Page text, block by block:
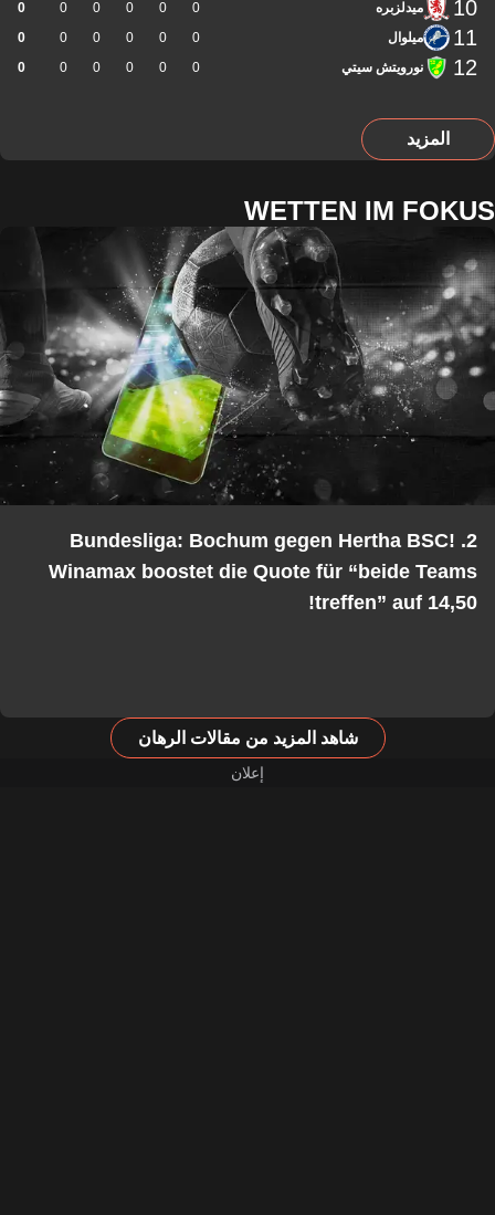
10 ميدلزبره 0
0
0
0
0
0
11 ميلوال 0
0
0
0
0
0
12 نورويتش سيتي 0
0
0
0
0
0
المزيد
WETTEN IM FOKUS
2. Bundesliga: Bochum gegen Hertha BSC!
Winamax boostet die Quote für “beide Teams
treffen” auf 14,50!
شاهد المزيد من مقالات الرهان